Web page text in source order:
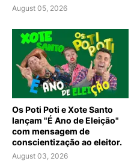
August 05, 2026
Os Poti Poti e Xote Santo
lançam "É Ano de Eleição"
com mensagem de
conscientização ao eleitor.
August 03, 2026